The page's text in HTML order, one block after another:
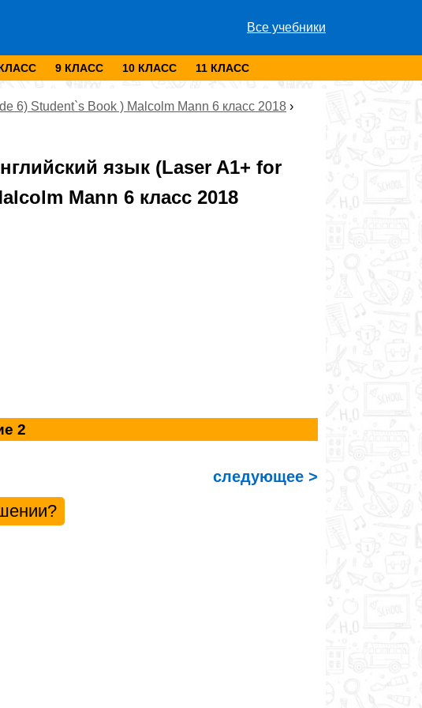
Все учебники
9 КЛАСС 10 КЛАСС 11 КЛАСС
6) Student`s Book ) Malcolm Mann 6 класс 2018 ›
язык (Laser A1+ for
Mann 6 класс 2018
2
следующее >